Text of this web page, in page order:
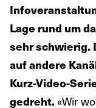
Lage rund um
sehr schwierig.
auf andere
Kurz-Video-
gedreht. «Wir